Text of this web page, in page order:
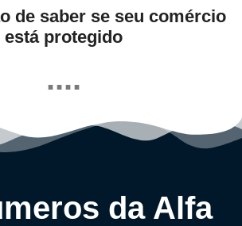
de saber se seu comércio
está protegido
....
da Alfa